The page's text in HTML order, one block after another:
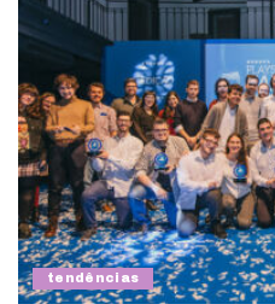
tendências